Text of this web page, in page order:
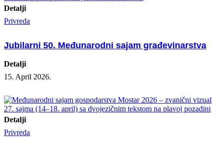
Detalji
Privreda
Jubilarni 50. Međunarodni sajam građevinarstva
Detalji
15. April 2026.
Detalji
Privreda